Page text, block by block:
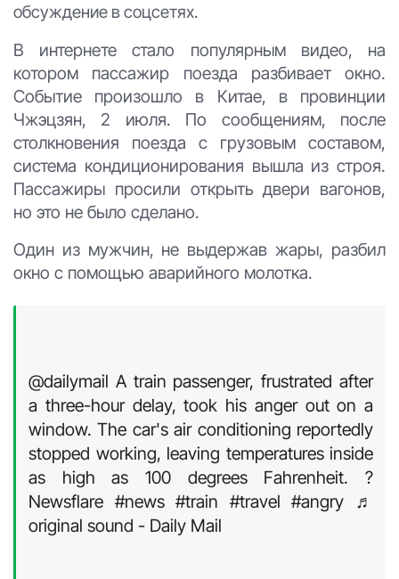
обсуждение в соцсетях.
В интернете стало популярным видео, на
котором пассажир поезда разбивает окно.
Событие произошло в Китае, в провинции
Чжэцзян, 2 июля. По сообщениям, после
столкновения поезда с грузовым составом,
система кондиционирования вышла из строя.
Пассажиры просили открыть двери вагонов,
но это не было сделано.
Один из мужчин, не выдержав жары, разбил
окно с помощью аварийного молотка.
@dailymail A train passenger, frustrated after
a three-hour delay, took his anger out on a
window. The car's air conditioning reportedly
stopped working, leaving temperatures inside
as high as 100 degrees Fahrenheit. ?
Newsflare #news #train #travel #angry ♬
original sound - Daily Mail